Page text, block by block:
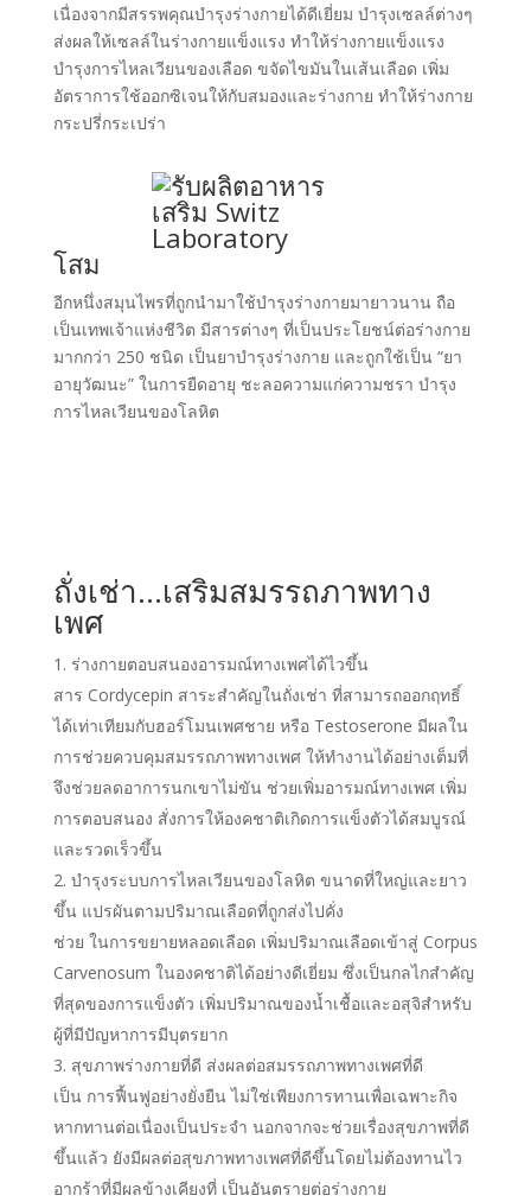
เนื่องจากมีสรรพคุณบำรุงร่างกายได้ดีเยี่ยม บำรุงเซลล์ต่างๆ
ส่งผลให้เซลล์ในร่างกายแข็งแรง ทำให้ร่างกายแข็งแรง
บำรุงการไหลเวียนของเลือด ขจัดไขมันในเส้นเลือด เพิ่ม
อัตราการใช้ออกซิเจนให้กับสมองและร่างกาย ทำให้ร่างกาย
กระปรี่กระเปร่า
โสม
อีกหนึ่งสมุนไพรที่ถูกนำมาใช้บำรุงร่างกายมายาวนาน ถือ
เป็นเทพเจ้าแห่งชีวิต มีสารต่างๆ ที่เป็นประโยชน์ต่อร่างกาย
มากกว่า 250 ชนิด เป็นยาบำรุงร่างกาย และถูกใช้เป็น “ยา
อายุวัฒนะ” ในการยืดอายุ ชะลอความแก่ความชรา บำรุง
การไหลเวียนของโลหิต
ถั่งเช่า…เสริมสมรรถภาพทาง
เพศ
ร่างกายตอบสนองอารมณ์ทางเพศได้ไวขึ้น
สาร Cordycepin สาระสำคัญในถั่งเช่า ที่สามารถออกฤทธิ์
ได้เท่าเทียมกับฮอร์โมนเพศชาย หรือ Testoserone มีผลใน
การช่วยควบคุมสมรรถภาพทางเพศ ให้ทำงานได้อย่างเต็มที่
จึงช่วยลดอาการนกเขาไม่ขัน ช่วยเพิ่มอารมณ์ทางเพศ เพิ่ม
การตอบสนอง สั่งการให้องคชาติเกิดการแข็งตัวได้สมบูรณ์
และรวดเร็วขึ้น
บำรุงระบบการไหลเวียนของโลหิต ขนาดที่ใหญ่และยาว
ขึ้น แปรผันตามปริมาณเลือดที่ถูกส่งไปคั่ง
ช่วย ในการขยายหลอดเลือด เพิ่มปริมาณเลือดเข้าสู่ Corpus
Carvenosum ในองคชาติได้อย่างดีเยี่ยม ซึ่งเป็นกลไกสำคัญ
ที่สุดของการแข็งตัว เพิ่มปริมาณของน้ำเชื้อและอสุจิสำหรับ
ผู้ที่มีปัญหาการมีบุตรยาก
สุขภาพร่างกายที่ดี ส่งผลต่อสมรรถภาพทางเพศที่ดี
เป็น การฟื้นฟูอย่างยั่งยืน ไม่ใช่เพียงการทานเพื่อเฉพาะกิจ
หากทานต่อเนื่องเป็นประจำ นอกจากจะช่วยเรื่องสุขภาพที่ดี
ขึ้นแล้ว ยังมีผลต่อสุขภาพทางเพศที่ดีขึ้นโดยไม่ต้องทานไว
อากร้าที่มีผลข้างเคียงที่ เป็นอันตรายต่อร่างกาย